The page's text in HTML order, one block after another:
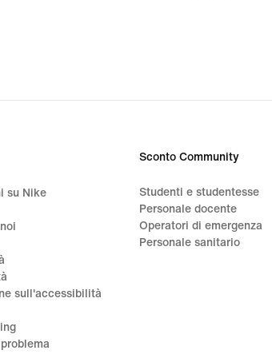
su Nike
sull'accessibilità
Sconto Community
Studenti e studentesse
Personale docente
Operatori di emergenza
Personale sanitario